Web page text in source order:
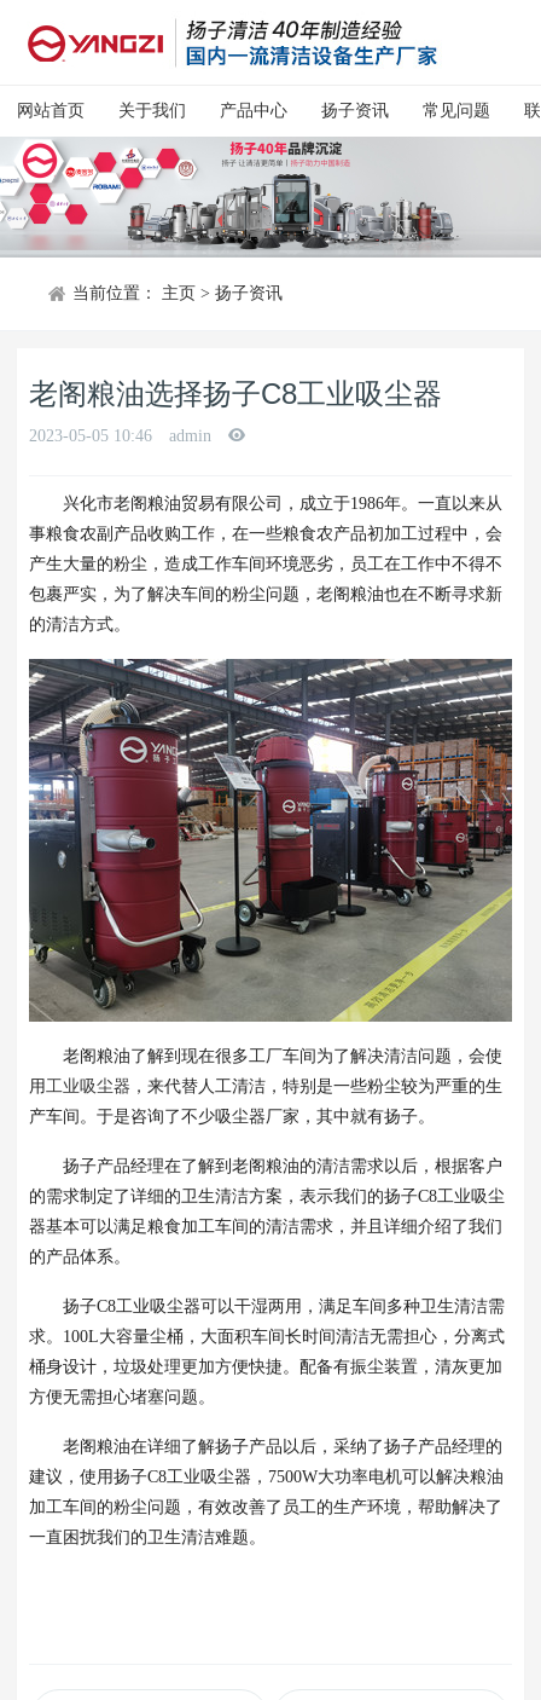
网站首页 关于我们 产品中心 扬子资讯 常见问题
当前位置： 主页 > 扬子资讯
老阁粮油选择扬子C8工业吸尘器
2023-05-05 10:46 admin
兴化市老阁粮油贸易有限公司，成立于1986年。一直以来从
事粮食农副产品收购工作，在一些粮食农产品初加工过程中，会
产生大量的粉尘，造成工作车间环境恶劣，员工在工作中不得不
包裹严实，为了解决车间的粉尘问题，老阁粮油也在不断寻求新
的清洁方式。
老阁粮油了解到现在很多工厂车间为了解决清洁问题，会使
用工业吸尘器 ，来代替人工清洁，特别是一些粉尘较为严重的生
产车间。于是咨询了不少吸尘器厂家，其中就有扬子。
扬子产品经理在了解到老阁粮油的清洁需求以后，根据客户
的需求制定了详细的卫生清洁方案，表示我们的扬子C8工业吸尘
器基本可以满足粮食加工车间的清洁需求，并且详细介绍了我们
的产品体系。
扬子C8工业吸尘器可以干湿两用，满足车间多种卫生清洁需
求。100L大容量尘桶，大面积车间长时间清洁无需担心，分离式
桶身设计，垃圾处理更加方便快捷。配备有振尘装置，清灰更加
方便无需担心堵塞问题。
老阁粮油在详细了解扬子产品以后，采纳了扬子产品经理的
建议，使用扬子C8工业吸尘器，7500W大功率电机可以解决粮油
加工车间的粉尘问题，有效改善了员工的生产环境，帮助解决了
一直困扰我们的卫生清洁难题。